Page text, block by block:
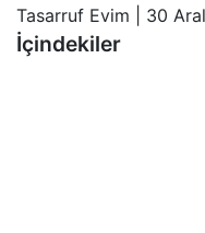
Tasarruf Evim 30
İçindekiler